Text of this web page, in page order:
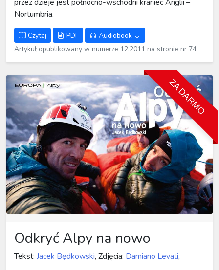
przez dzieje jest północno-wschodni kraniec Anglii –
Nortumbria.
Czytaj PDF
Audiobook
Artykuł opublikowany w numerze 12.2011 na stronie nr 74
ZA DARMO
Odkryć Alpy na nowo
Tekst: Jacek Będkowski, Zdjęcia: Damiano Levati,